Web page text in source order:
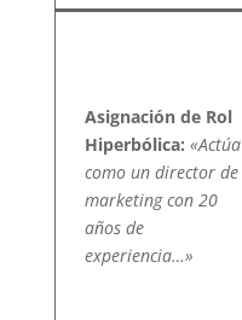
Asignación de Rol
Hiperbólica: «Actúa
como un director de
marketing con 20
años de
experiencia…»